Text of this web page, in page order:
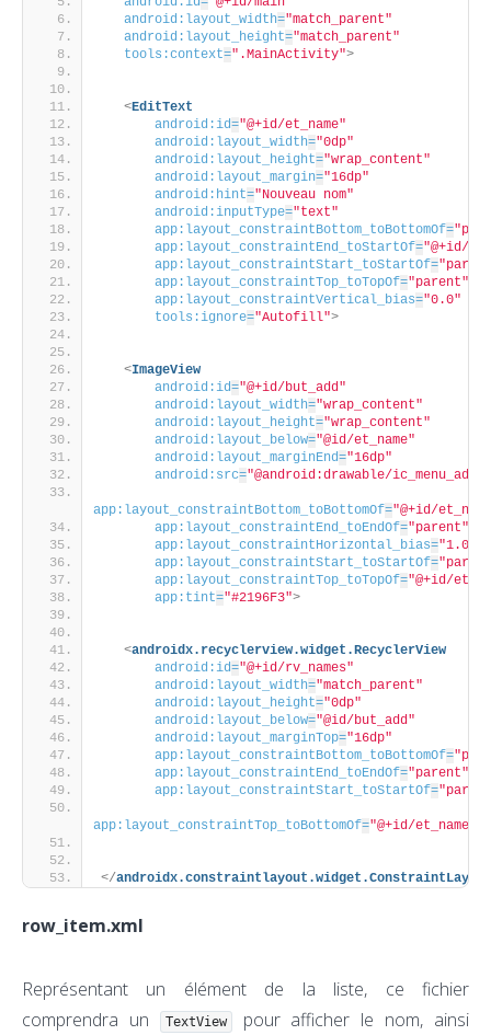
android:layout_width="match_parent"
android:layout_height="match_parent"
tools:context=".MainActivity">
<EditText
android:id="@+id/et_name"
android:layout_width="0dp"
android:layout_height="wrap_content"
android:layout_margin="16dp"
android:hint="Nouveau nom"
android:inputType="text"
app:layout_constraintBottom_toBottomOf=
app:layout_constraintEnd_toStartOf="@+id/
app:layout_constraintStart_toStartOf=
app:layout_constraintTop_toTopOf="parent"
app:layout_constraintVertical_bias="0.0"
tools:ignore="Autofill">
<ImageView
android:id="@+id/but_add"
android:layout_width="wrap_content"
android:layout_height="wrap_content"
android:layout_below="@id/et_name"
android:layout_marginEnd="16dp"
android:src="@android:drawable/ic_menu_add"
app:layout_constraintBottom_toBottomOf="@+id/
app:layout_constraintEnd_toEndOf="parent"
app:layout_constraintHorizontal_bias="1.0"
app:layout_constraintStart_toStartOf=
app:layout_constraintTop_toTopOf="@+id/
app:tint="#2196F3">
<androidx.recyclerview.widget.RecyclerView
android:id="@+id/rv_names"
android:layout_width="match_parent"
android:layout_height="0dp"
android:layout_below="@id/but_add"
android:layout_marginTop="16dp"
app:layout_constraintBottom_toBottomOf=
app:layout_constraintEnd_toEndOf="parent"
app:layout_constraintStart_toStartOf=
app:layout_constraintTop_toBottomOf="@+id/et_name"
</androidx.constraintlayout.widget.ConstraintLayout
row_item.xml
Représentant un élément de la liste, ce fichier
comprendra un
TextView pour afficher le nom, ainsi